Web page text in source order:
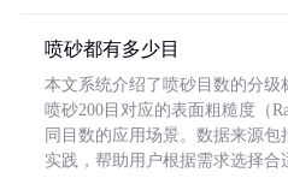
喷砂都有多少目
本文系统介绍了喷砂目数的分级
喷砂200目对应的表面粗糙度（
同目数的应用场景。数据来源包
实践，帮助用户根据需求选择合